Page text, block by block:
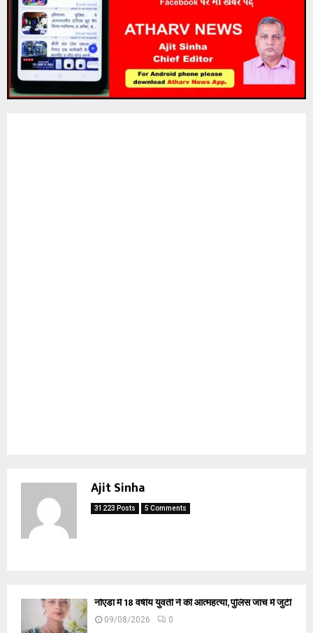
Ajit Sinha
31223 Posts 5 Comments
नोएडा में 18 वर्षीय युवती ने की आत्महत्या, पुलिस जांच में जुटी
09/08/2026 0